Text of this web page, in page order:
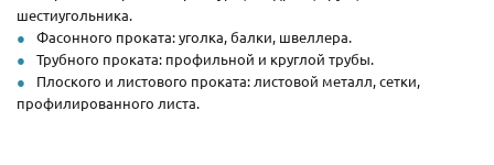
шестиугольника.
Фасонного проката: уголка, балки, швеллера.
Трубного проката: профильной и круглой трубы.
Плоского и листового проката: листовой металл, сетки,
профилированного листа.